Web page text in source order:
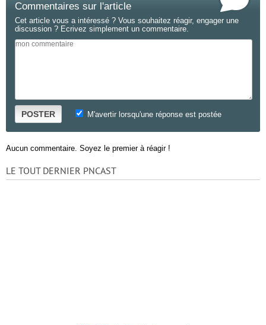
Commentaires sur l'article
Cet article vous a intéressé ? Vous souhaitez réagir, engager une
discussion ? Ecrivez simplement un commentaire.
POSTER M'avertir lorsqu'une réponse est postée
Aucun commentaire. Soyez le premier à réagir !
LE TOUT DERNIER PNCAST